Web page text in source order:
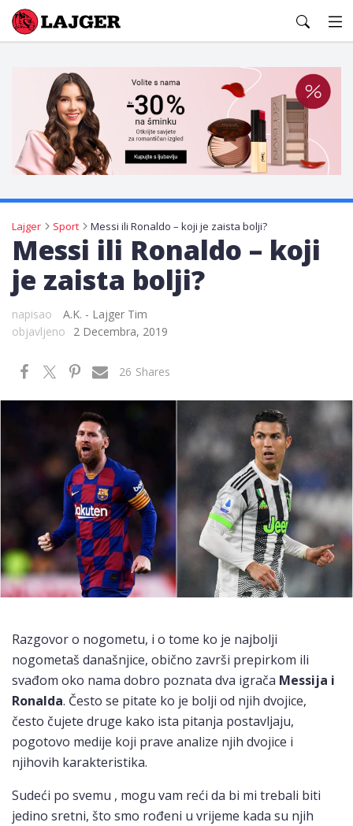
Lajger
Lajger Sport Messi ili Ronaldo – koji je zaista bolji?
Messi ili Ronaldo – koji
je zaista bolji?
napisao
A.K. - Lajger Tim
objavljeno
2 Decembra, 2019
Shares
26
Razgovor o nogometu, i o tome ko je najbolji
nogometaš današnjice, obično završi prepirkom ili
svađom oko nama dobro poznata dva igrača Messija i
Ronalda. Često se pitate ko je bolji od njih dvojice,
često čujete druge kako ista pitanja postavljaju,
pogotovo medije koji prave analize njih dvojice i
njihovih karakteristika.
Sudeći po svemu , mogu vam reći da bi mi trebali biti
jedino sretni, što smo rođeni u vrijeme kada su njih